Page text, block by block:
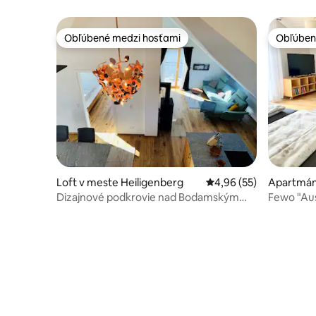
Obľúbené medzi hosťami
Obľúbené medzi hosťami
Loft v meste Heiligenberg Priemerné
4,96 (55)
Dizajnové podkrovie nad Bodamským
Fewo